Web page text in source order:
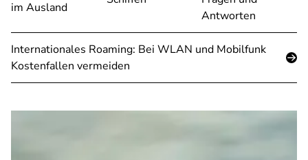
im Ausland
Antworten
Internationales Roaming: Bei WLAN und Mobilfunk
Kostenfallen vermeiden